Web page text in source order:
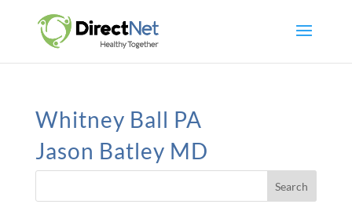
Whitney Ball PA
Jason Batley MD